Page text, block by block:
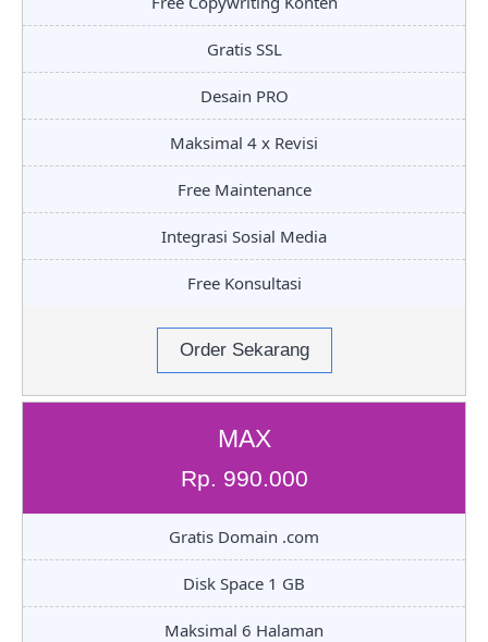
Gratis SSL
Desain PRO
Maksimal 4 x Revisi
Free Maintenance
Integrasi Sosial Media
Free Konsultasi
Order Sekarang
MAX
Rp. 990.000
Gratis Domain .com
Disk Space 1 GB
Maksimal 6 Halaman